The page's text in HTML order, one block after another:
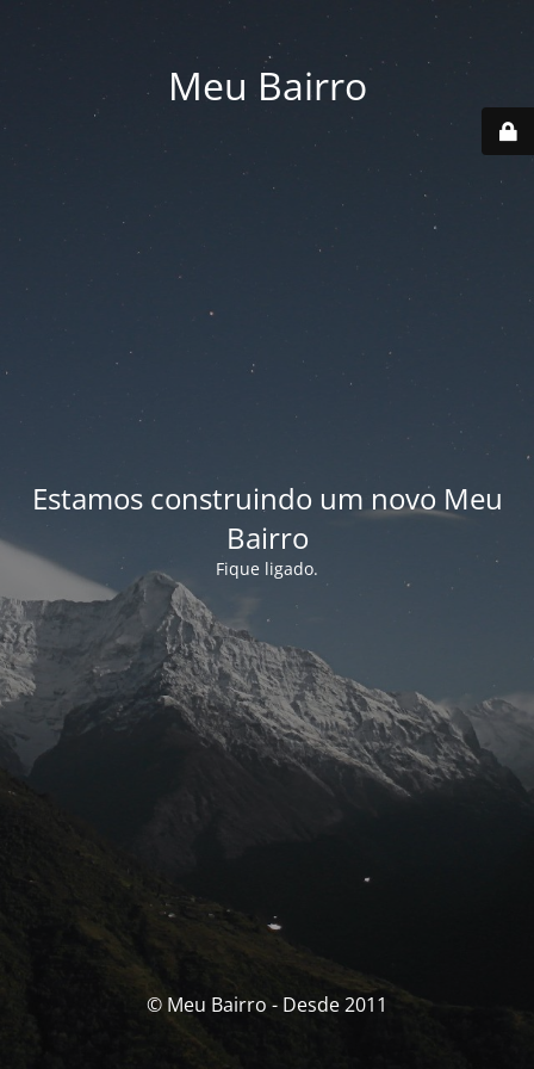
Meu Bairro
Estamos construindo um novo Meu
Bairro
Fique ligado.
© Meu Bairro - Desde 2011